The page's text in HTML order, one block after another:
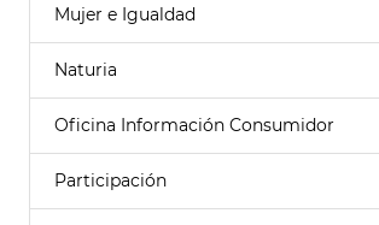
Mujer e Igualdad
Naturia
Oficina Información Consumidor
Participación